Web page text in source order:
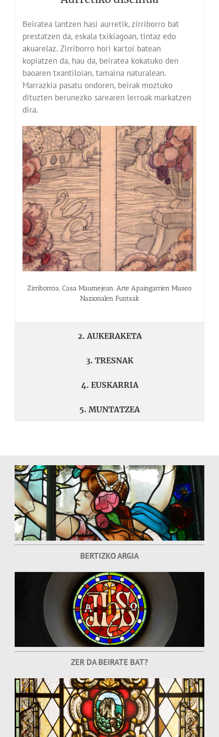
Beiratea lantzen hasi aurretik, zirriborro bat
prestatzen da, eskala txikiagoan, tintaz edo
akuarelaz. Zirriborro hori kartoi batean
kopiatzen da, hau da, beiratea kokatuko den
baoaren txantiloian, tamaina naturalean.
Marrazkia pasatu ondoren, beirak moztuko
dituzten berunezko sarearen lerroak markatzen
dira.
Zirriborroa. Casa Maumejean. Arte Apaingarrien Museo
Nazionalen Funtsak
2. AUKERAKETA
3. TRESNAK
4. EUSKARRIA
5. MUNTATZEA
BERTIZKO ARGIA
ZER DA BEIRATE BAT?